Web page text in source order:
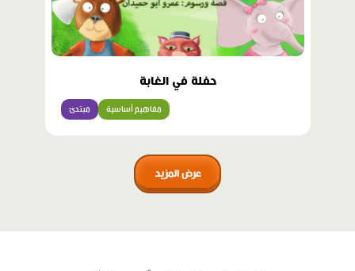
حفلة في الغابة
مبتدئ مفاهيم أساسية
عرض المزيد